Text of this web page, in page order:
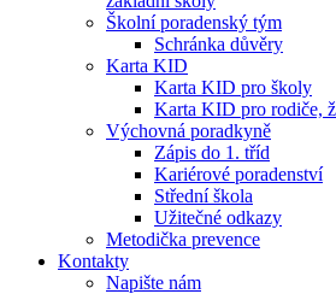
Školní poradenský tým
Schránka důvěry
Karta KID
Karta KID pro školy
Karta KID pro rodiče,
Výchovná poradkyně
Zápis do 1. tříd
Kariérové poradenství
Střední škola
Užitečné odkazy
Metodička prevence
Kontakty
Napište nám